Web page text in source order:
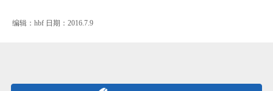
编辑：hbf 日期：2016.7.9